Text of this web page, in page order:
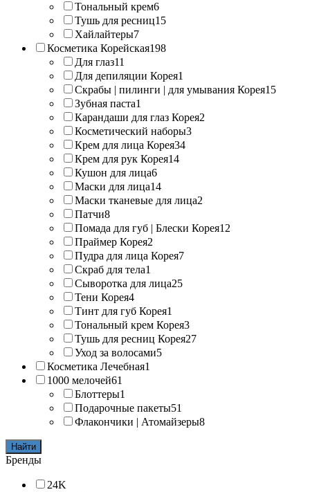
Тональный крем6
Тушь для ресниц15
Хайлайтеры7
Косметика Корейская198
Для глаз11
Для депиляции Корея1
Скрабы | пилинги | для умывания Корея15
Зубная паста1
Карандаши для глаз Корея2
Косметический наборы3
Крем для лица Корея34
Крем для рук Корея14
Кушон для лица6
Маски для лица14
Маски тканевые для лица2
Патчи8
Помада для губ | Блески Корея12
Праймер Корея2
Пудра для лица Корея7
Скраб для тела1
Сыворотка для лица25
Тени Корея4
Тинт для губ Корея1
Тональный крем Корея3
Тушь для ресниц Корея27
Уход за волосами5
Косметика Лечебная1
1000 мелочей61
Блоттеры1
Подарочные пакеты51
Флакончики | Атомайзеры8
Найти
Бренды
24K